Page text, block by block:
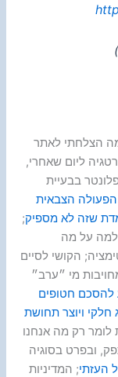
הצלחתי לאתר
ליום שאחרי,
בבעיית
הצבאית
שזה לא מספיק;
על מה
הקושי לסיים
מי ״ערב״
להסכם חטופים
ויוצר תחושת
רק מה אנחנו
ובפרט בסוגיה
העזתי; המדיניות